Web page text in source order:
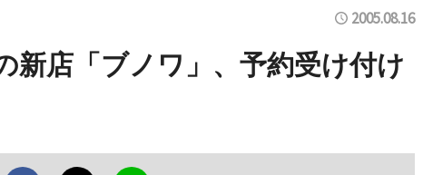
2005.08.16
新店「ブノワ」、予約受け付け